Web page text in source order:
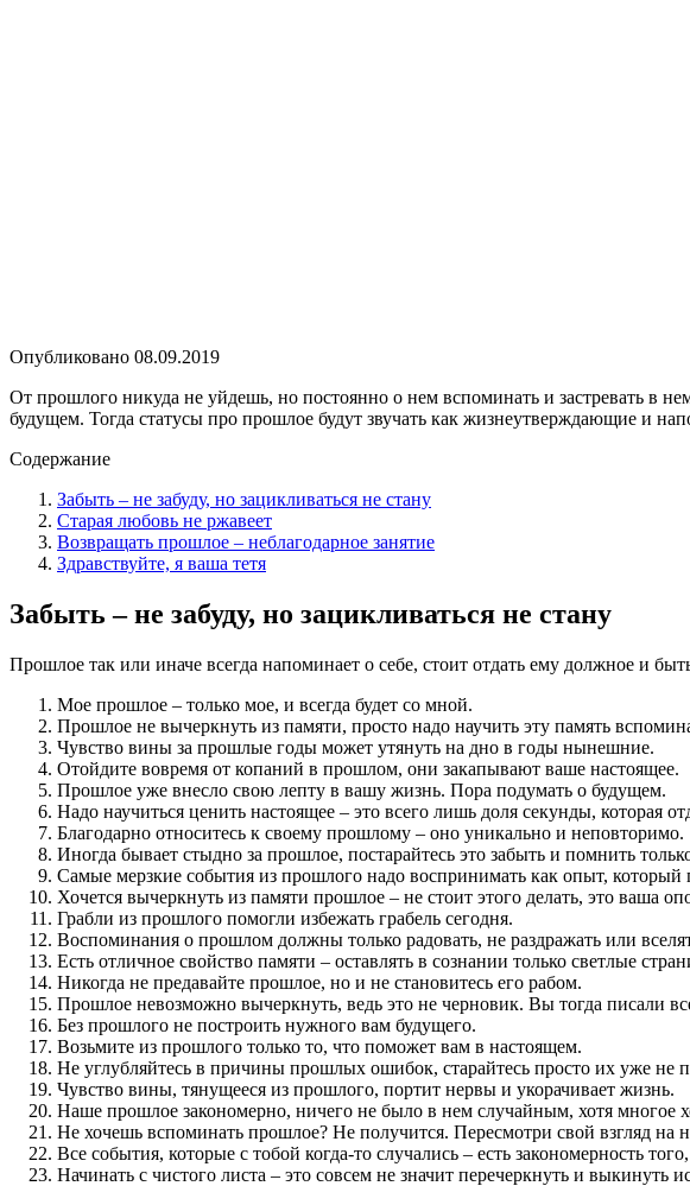
Опубликовано 08.09.2019
От прошлого никуда не уйдешь, но постоянно о нем вспоминать и застревать в
будущем. Тогда статусы про прошлое будут звучать как жизнеутверждающие и
Содержание
Забыть – не забуду, но зацикливаться не стану
Старая любовь не ржавеет
Возвращать прошлое – неблагодарное занятие
Здравствуйте, я ваша тетя
Забыть – не забуду, но зацикливаться не стану
Прошлое так или иначе всегда напоминает о себе, стоит отдать ему должное и
Мое прошлое – только мое, и всегда будет со мной.
Прошлое не вычеркнуть из памяти, просто надо научить эту память
Чувство вины за прошлые годы может утянуть на дно в годы нынешние.
Отойдите вовремя от копаний в прошлом, они закапывают ваше настоящее.
Прошлое уже внесло свою лепту в вашу жизнь. Пора подумать о будущем.
Надо научиться ценить настоящее – это всего лишь доля секунды, которая
Благодарно относитесь к своему прошлому – оно уникально и неповторимо.
Иногда бывает стыдно за прошлое, постарайтесь это забыть и помнить
Самые мерзкие события из прошлого надо воспринимать как опыт, который
Хочется вычеркнуть из памяти прошлое – не стоит этого делать, это ваша
Грабли из прошлого помогли избежать грабель сегодня.
Воспоминания о прошлом должны только радовать, не раздражать или
Есть отличное свойство памяти – оставлять в сознании только светлые
Никогда не предавайте прошлое, но и не становитесь его рабом.
Прошлое невозможно вычеркнуть, ведь это не черновик. Вы тогда писали
Без прошлого не построить нужного вам будущего.
Возьмите из прошлого только то, что поможет вам в настоящем.
Не углубляйтесь в причины прошлых ошибок, старайтесь просто их уже не
Чувство вины, тянущееся из прошлого, портит нервы и укорачивает жизнь.
Наше прошлое закономерно, ничего не было в нем случайным, хотя многое
Не хочешь вспоминать прошлое? Не получится. Пересмотри свой взгляд на
Все события, которые с тобой когда-то случались – есть закономерность
Начинать с чистого листа – это совсем не значит перечеркнуть и выкинуть